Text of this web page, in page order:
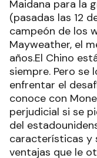
Maidana para la
(pasadas las 12
campeón de los
Mayweather, el
años.El Chino
siempre. Pero se
enfrentar el
conoce con
perjudicial si se
del
características y
ventajas que le